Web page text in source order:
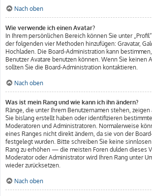
Nach oben
Wie verwende ich einen Avatar?
In Ihrem persönlichen Bereich können Sie unter
der folgenden vier Methoden hinzufügen: Gravatar,
Hochladen. Die Board-Administration kann
Benutzer Avatare benutzen können. Wenn Sie keinen
sollten Sie die Board-Administration kontaktieren.
Nach oben
Was ist mein Rang und wie kann ich ihn ändern?
Ränge, die unter Ihrem Benutzernamen stehen,
Sie bislang erstellt haben oder identifizieren
Moderatoren und Administratoren. Normalerweise
eines Ranges nicht direkt ändern, da sie von der
festgelegt wurden. Bitte schreiben Sie keine
Rang zu erhöhen — die meisten Foren dulden dieses
Moderator oder Administrator wird Ihren Rang unter
wieder zurücksetzen.
Nach oben